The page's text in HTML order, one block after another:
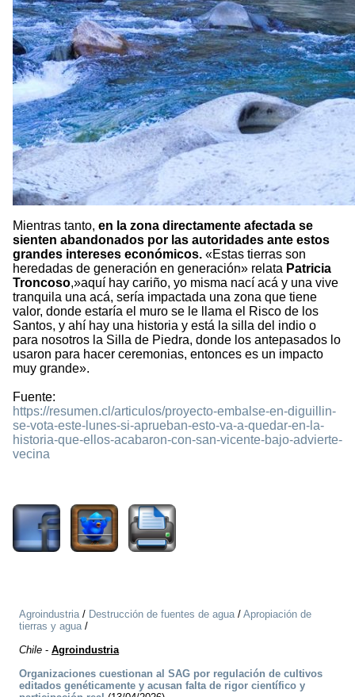
Mientras tanto, en la zona directamente afectada se
sienten abandonados por las autoridades ante estos
grandes intereses económicos. «Estas tierras son
heredadas de generación en generación» relata Patricia
Troncoso,»aquí hay cariño, yo misma nací acá y una vive
tranquila una acá, sería impactada una zona que tiene
valor, donde estaría el muro se le llama el Risco de los
Santos, y ahí hay una historia y está la silla del indio o
para nosotros la Silla de Piedra, donde los antepasados lo
usaron para hacer ceremonias, entonces es un impacto
muy grande».
Fuente:
https://resumen.cl/articulos/proyecto-embalse-en-diguillin-
se-vota-este-lunes-si-aprueban-esto-va-a-quedar-en-la-
historia-que-ellos-acabaron-con-san-vicente-bajo-advierte-
vecina
Agroindustria/ Destrucción de fuentes de agua/ Apropiación de
tierras y agua/
Chile - Agroindustria
Organizaciones cuestionan al SAG por regulación de cultivos
editados genéticamente y acusan falta de rigor científico y